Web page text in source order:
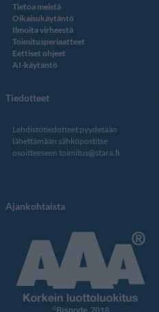
Tietoa meistä
Oikaisukäytäntö
Ilmoita virheestä
Toimitusperiaatteet
Eettiset ohjeet
AI-käytäntö
Tiedotteet
Lehdistötiedotteet pyydetään
lähettämään sähköpostitse
osoitteeseen toimitus@stara.fi
Ajankohtaista